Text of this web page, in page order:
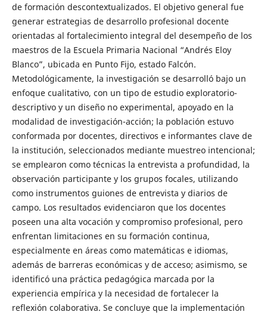
de formación descontextualizados. El objetivo general fue
generar estrategias de desarrollo profesional docente
orientadas al fortalecimiento integral del desempeño de los
maestros de la Escuela Primaria Nacional “Andrés Eloy
Blanco”, ubicada en Punto Fijo, estado Falcón.
Metodológicamente, la investigación se desarrolló bajo un
enfoque cualitativo, con un tipo de estudio exploratorio-
descriptivo y un diseño no experimental, apoyado en la
modalidad de investigación-acción; la población estuvo
conformada por docentes, directivos e informantes clave de
la institución, seleccionados mediante muestreo intencional;
se emplearon como técnicas la entrevista a profundidad, la
observación participante y los grupos focales, utilizando
como instrumentos guiones de entrevista y diarios de
campo. Los resultados evidenciaron que los docentes
poseen una alta vocación y compromiso profesional, pero
enfrentan limitaciones en su formación continua,
especialmente en áreas como matemáticas e idiomas,
además de barreras económicas y de acceso; asimismo, se
identificó una práctica pedagógica marcada por la
experiencia empírica y la necesidad de fortalecer la
reflexión colaborativa. Se concluye que la implementación